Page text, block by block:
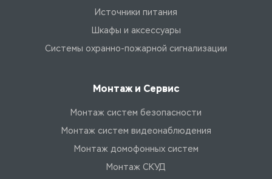
Источники питания
Шкафы и аксессуары
Системы охранно-пожарной сигнализации
Монтаж и Сервис
Монтаж систем безопасности
Монтаж систем видеонаблюдения
Монтаж домофонных систем
Монтаж СКУД